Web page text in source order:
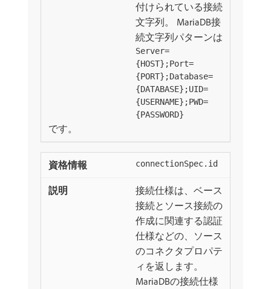
付けられている接続
文字列。 MariaDB接
続文字列パターンは
Server=
{HOST};Port=
{PORT};Database=
{DATABASE};UID=
{USERNAME};PWD=
{PASSWORD}
です。
connectionSpec.id
接続仕様は、ベース
接続とソース接続の
作成に関連する認証
仕様などの、ソース
のコネクタプロパテ
ィを返します。
MariaDBの接続仕様